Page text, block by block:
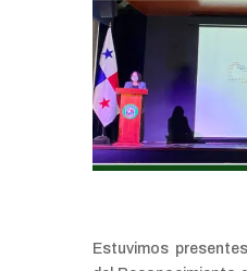
Estuvimos